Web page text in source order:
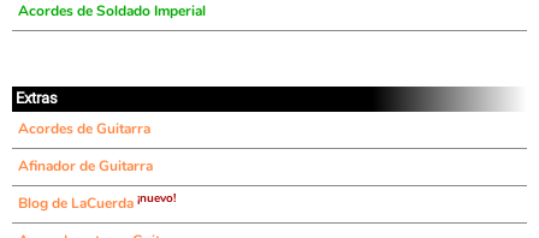
Acordes de Soldado Imperial
Extras
Acordes de Guitarra
Afinador de Guitarra
Blog de LaCuerda ¡nuevo!